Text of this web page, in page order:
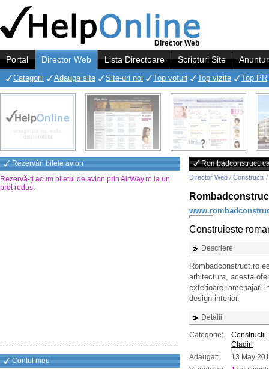
Director Web
Portal Director Web Lista Directoare Scripturi Site
Categorii Adauga site Site-uri noi Top voturi Top vizite Top PR
Rezervări bilete avion
Rezervă-ți acum biletul de avion prin AirWay.ro la un
preț redus.
Contul meu
Rombadconstruct:
Director Web / Constructii /
Construieste
Descriere
Rombadconstruct.ro
arhitectura, acesta
exterioare, amenajari
design interior.
Detalii
Categorie:
Constructii
Cladiri
Adaugat:
13 May